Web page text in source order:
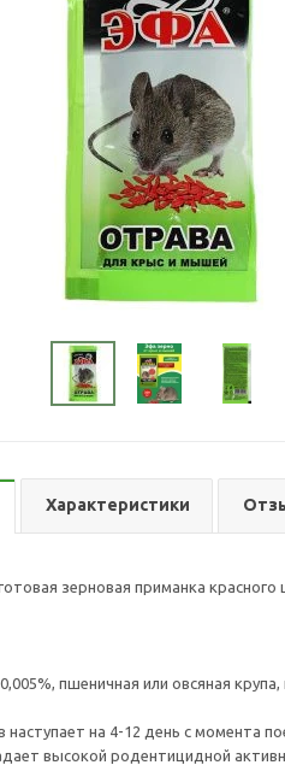
Характеристики
зерновая приманка
пшеничная или овсяная
наступает на 4-12 день с момента
высокой родентицидной